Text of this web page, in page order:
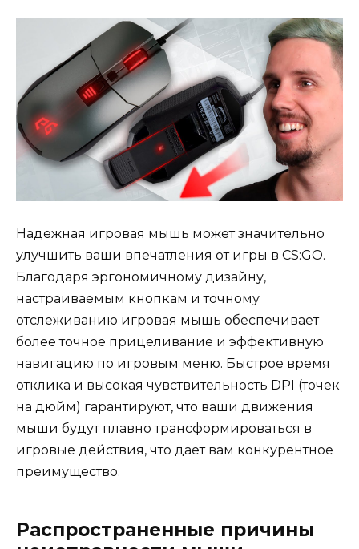
Надежная игровая мышь может значительно
улучшить ваши впечатления от игры в CS:GO.
Благодаря эргономичному дизайну,
настраиваемым кнопкам и точному
отслеживанию игровая мышь обеспечивает
более точное прицеливание и эффективную
навигацию по игровым меню. Быстрое время
отклика и высокая чувствительность DPI (точек
на дюйм) гарантируют, что ваши движения
мыши будут плавно трансформироваться в
игровые действия, что дает вам конкурентное
преимущество.
Распространенные причины